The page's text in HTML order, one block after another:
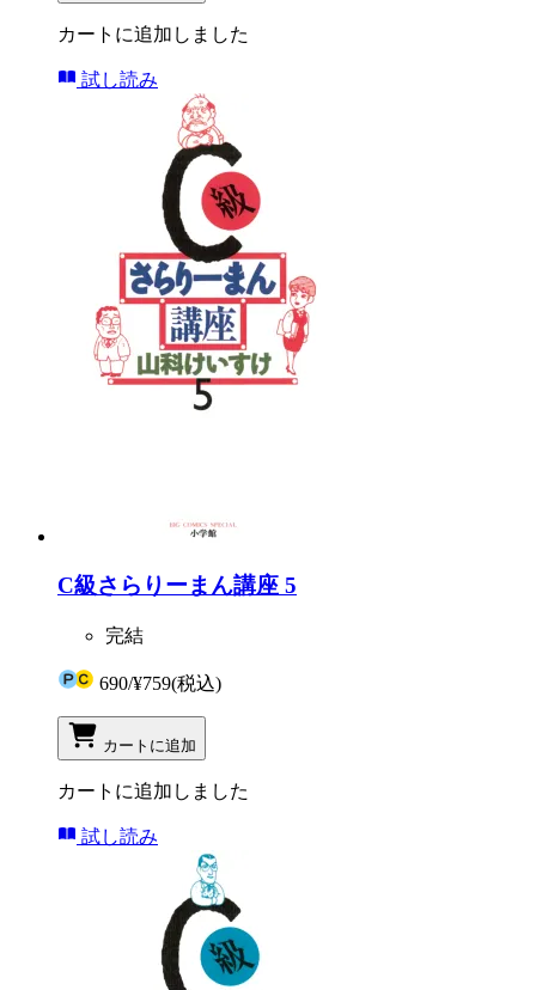
カートに追加しました
試し読み
C級さらりーまん講座 5
完結
690/¥759(税込)
カートに追加
カートに追加しました
試し読み